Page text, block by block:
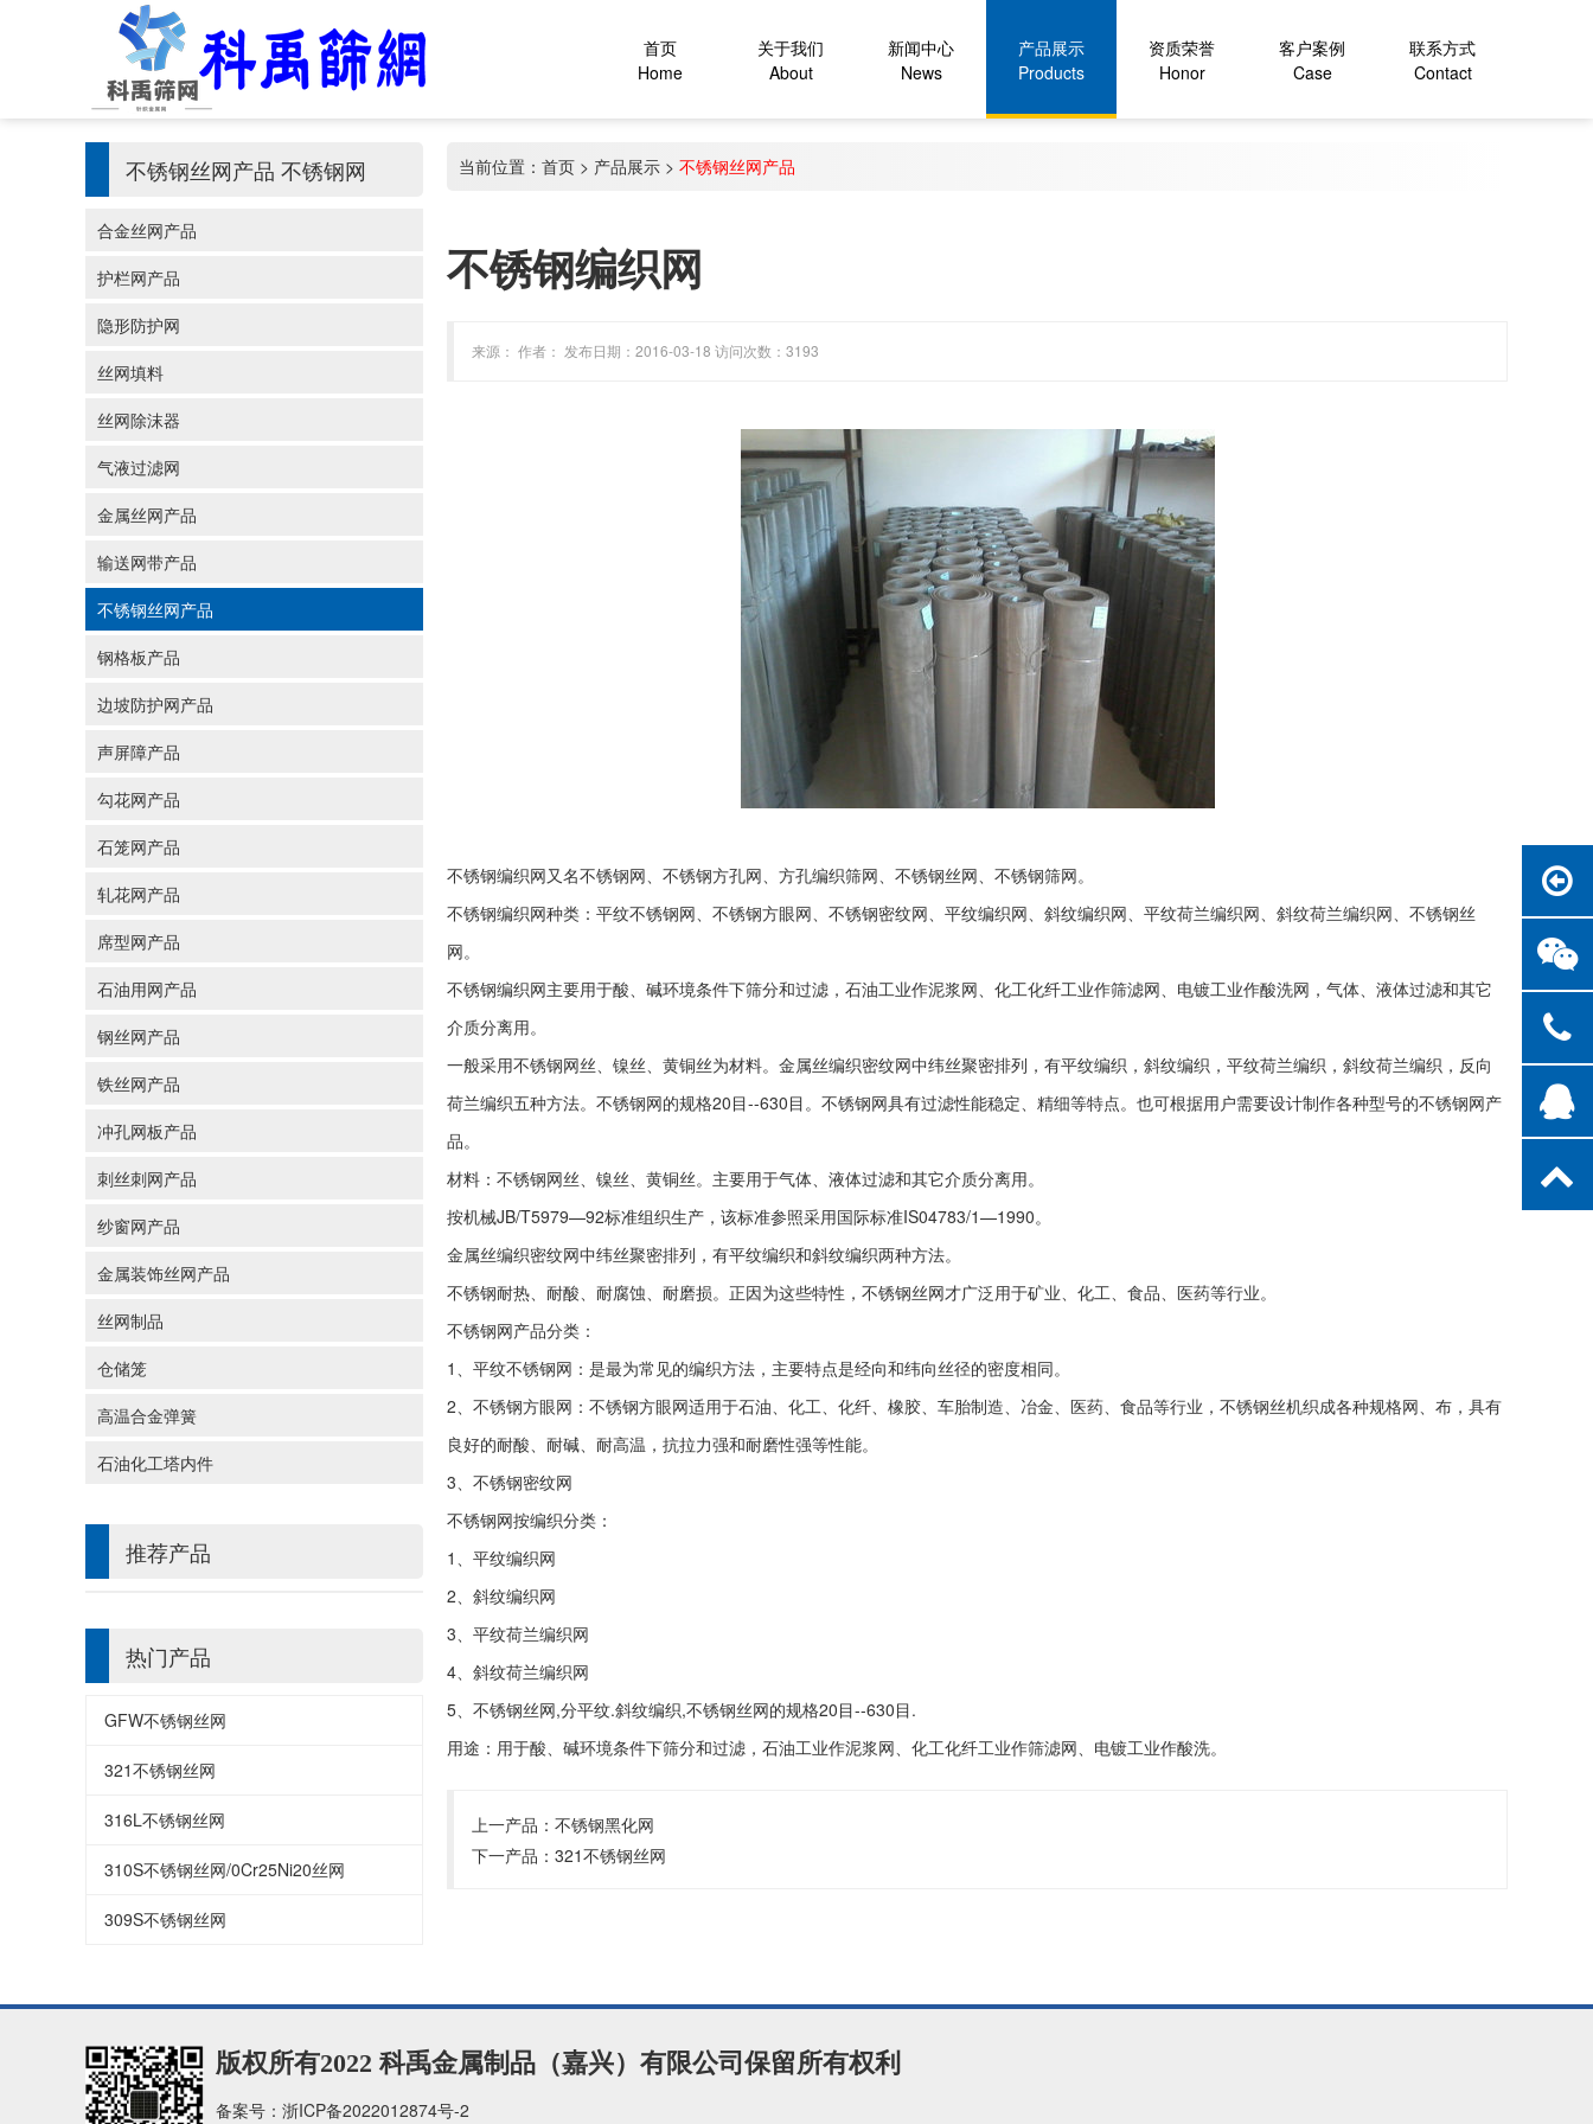
联系方式
Contact
客户案例
Case
资质荣誉
Honor
产品展示
Products
新闻中心
News
关于我们
About
首页
Home
不锈钢丝网产品 不锈钢网
合金丝网产品
护栏网产品
隐形防护网
丝网填料
丝网除沫器
气液过滤网
金属丝网产品
输送网带产品
不锈钢丝网产品
钢格板产品
边坡防护网产品
声屏障产品
勾花网产品
石笼网产品
轧花网产品
席型网产品
石油用网产品
钢丝网产品
铁丝网产品
冲孔网板产品
刺丝刺网产品
纱窗网产品
金属装饰丝网产品
丝网制品
仓储笼
高温合金弹簧
石油化工塔内件
推荐产品
热门产品
GFW不锈钢丝网
321不锈钢丝网
316L不锈钢丝网
310S不锈钢丝网/0Cr25Ni20丝网
309S不锈钢丝网
当前位置： 首页 > 产品展示 > 不锈钢丝网产品
不锈钢编织网
来源： 作者： 发布日期：2016-03-18 访问次数：3193
不锈钢编织网又名不锈钢网、不锈钢方孔网、方孔编织筛网、不锈钢丝网、不锈钢筛网。
不锈钢编织网种类：平纹不锈钢网、不锈钢方眼网、不锈钢密纹网、平纹编织网、斜纹编织网、平纹荷兰编织网、斜纹荷兰编织网、不锈钢丝
网。
不锈钢编织网主要用于酸、碱环境条件下筛分和过滤，石油工业作泥浆网、化工化纤工业作筛滤网、电镀工业作酸洗网，气体、液体过滤和其它
介质分离用。
一般采用不锈钢网丝、镍丝、黄铜丝为材料。金属丝编织密纹网中纬丝聚密排列，有平纹编织，斜纹编织，平纹荷兰编织，斜纹荷兰编织，反向
荷兰编织五种方法。不锈钢网的规格20目--630目。不锈钢网具有过滤性能稳定、精细等特点。也可根据用户需要设计制作各种型号的不锈钢网产
品。
材料：不锈钢网丝、镍丝、黄铜丝。主要用于气体、液体过滤和其它介质分离用。
按机械JB/T5979—92标准组织生产，该标准参照采用国际标准IS04783/1—1990。
金属丝编织密纹网中纬丝聚密排列，有平纹编织和斜纹编织两种方法。
不锈钢耐热、耐酸、耐腐蚀、耐磨损。正因为这些特性，不锈钢丝网才广泛用于矿业、化工、食品、医药等行业。
不锈钢网产品分类：
1、平纹不锈钢网：是最为常见的编织方法，主要特点是经向和纬向丝径的密度相同。
2、不锈钢方眼网：不锈钢方眼网适用于石油、化工、化纤、橡胶、车胎制造、冶金、医药、食品等行业，不锈钢丝机织成各种规格网、布，具有
良好的耐酸、耐碱、耐高温，抗拉力强和耐磨性强等性能。
3、不锈钢密纹网
不锈钢网按编织分类：
1、平纹编织网
2、斜纹编织网
3、平纹荷兰编织网
4、斜纹荷兰编织网
5、不锈钢丝网,分平纹.斜纹编织,不锈钢丝网的规格20目--630目.
用途：用于酸、碱环境条件下筛分和过滤，石油工业作泥浆网、化工化纤工业作筛滤网、电镀工业作酸洗。
上一产品： 不锈钢黑化网
下一产品： 321不锈钢丝网
版权所有2022 科禹金属制品（嘉兴）有限公司保留所有权利
备案号： 浙ICP备2022012874号-2